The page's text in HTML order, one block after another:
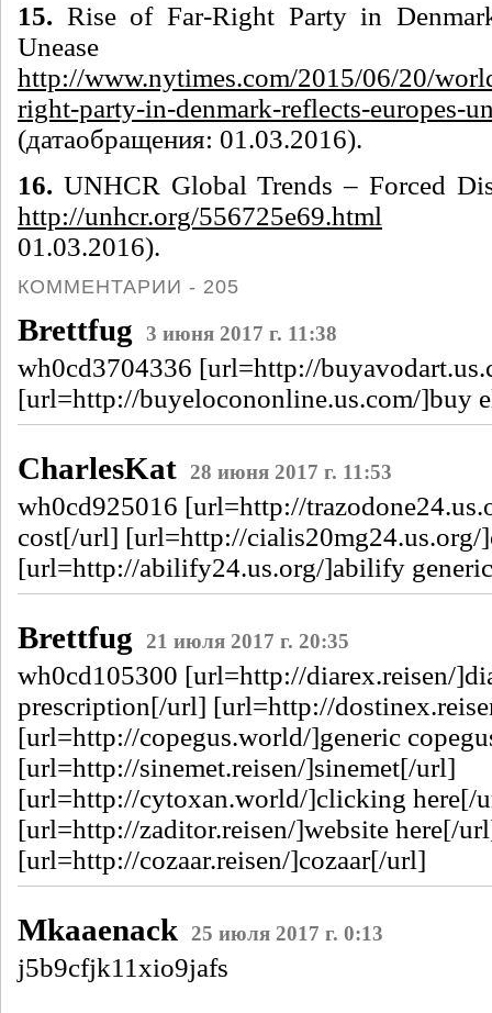
15. Rise of Far-Right Party in
http://www.nytimes.com/2015/06/20/
right-party-in-denmark-reflects-europes-
(датаобращения: 01.03.2016).
16. UNHCR Global Trends – Forced
http://unhcr.org/556725e69.html
01.03.2016).
КОММЕНТАРИИ - 205
Brettfug 3 июня 2017 г. 11:38
wh0cd3704336 [url=http://
[url=http://buyelocononline.us.com/]buy
CharlesKat 28 июня 2017 г. 11:53
wh0cd925016 [url=http://
cost[/url] [url=http://
[url=http://abilify24.us.org/]abilify
Brettfug 21 июля 2017 г. 20:35
wh0cd105300 [url=http://diarex.reisen/
prescription[/url] [url=http://
[url=http://copegus.world/]generic
[url=http://sinemet.reisen/]sinemet[/url]
[url=http://cytoxan.world/]clicking here[/
[url=http://zaditor.reisen/]website here[/
[url=http://cozaar.reisen/]cozaar[/url]
Mkaaenack 25 июля 2017 г. 0:13
j5b9cfjk11xio9jafs